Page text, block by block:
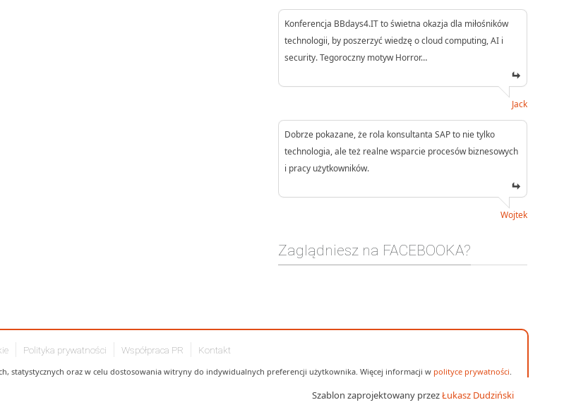
Konferencja BBdays4.IT to świetna okazja dla miłośników
technologii, by poszerzyć wiedzę o cloud computing, AI i
security. Tegoroczny motyw Horror…
Jack
Dobrze pokazane, że rola konsultanta SAP to nie tylko
technologia, ale też realne wsparcie procesów biznesowych
i pracy użytkowników.
Wojtek
Zaglądniesz na FACEBOOKA?
Polityka prywatności Współpraca PR Kontakt
statystycznych oraz w celu dostosowania witryny do indywidualnych preferencji użytkownika. Więcej informacji w polityce prywatności
Szablon zaprojektowany przezŁukasz Dudziński